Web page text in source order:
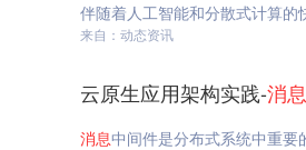
伴随着人工智能和分散式计算
来自：动态资讯
云原生应用架构实践-消息
消息中间件是分布式系统中重要